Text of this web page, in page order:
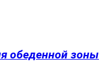
обеденной зоны